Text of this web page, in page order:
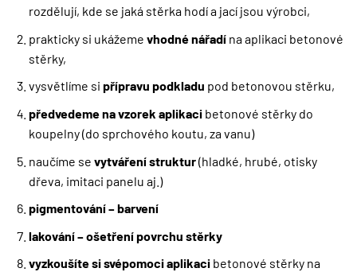
rozdělují, kde se jaká stěrka hodí a jací jsou výrobci,
prakticky si ukážeme vhodné nářadína aplikaci betonové
stěrky,
vysvětlíme si přípravu podkladu pod betonovou stěrku,
předvedeme na vzorek aplikacibetonové stěrky do
koupelny (do sprchového koutu, za vanu)
naučíme se vytváření struktur(hladké, hrubé, otisky
dřeva, imitaci panelu aj.)
pigmentování – barvení
lakování – ošetření povrchu stěrky
vyzkoušíte si svépomoci aplikaci betonové stěrky na